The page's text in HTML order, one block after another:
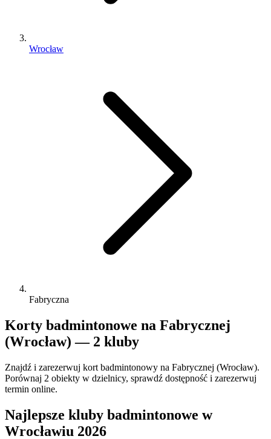
Wrocław
Fabryczna
Korty badmintonowe na Fabrycznej
(Wrocław) — 2 kluby
Znajdź i zarezerwuj kort badmintonowy na Fabrycznej (Wrocław).
Porównaj 2 obiekty w dzielnicy, sprawdź dostępność i zarezerwuj
termin online.
Najlepsze kluby badmintonowe w
Wrocławiu 2026